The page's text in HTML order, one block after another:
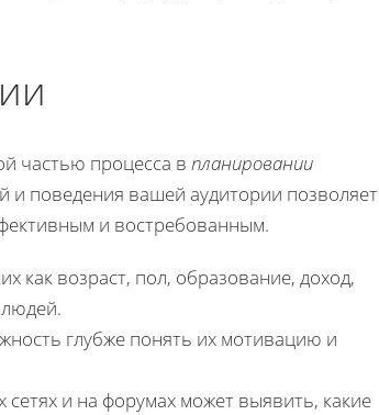
частью процесса в планировании
и поведения вашей аудитории позволяет
и востребованным.
как возраст, пол, образование, доход,
глубже понять их мотивацию и
и на форумах может выявить, какие